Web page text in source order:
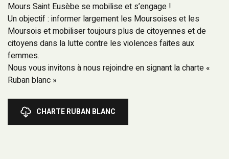
Mours Saint Eusèbe se mobilise et s’engage !
Un objectif : informer largement les Moursoises et les
Moursois et mobiliser toujours plus de citoyennes et de
citoyens dans la lutte contre les violences faites aux
femmes.
Nous vous invitons à nous rejoindre en signant la charte «
Ruban blanc »
CHARTE RUBAN BLANC